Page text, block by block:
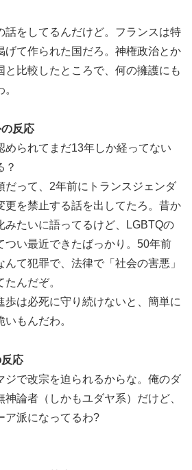
話をしてるんだけど。フランスは特
げて作られた国だろ。神権政治とか
と比較したところで、何の擁護にも
反応
められてまだ13年しか経ってない
？
だって、2年前にトランスジェンダ
更を禁止する話を出してたろ。昔か
みたいに語ってるけど、LGBTQの
つい最近できたばっかり。50年前
んて犯罪で、法律で「社会の害悪」
んだぞ。
歩は必死に守り続けないと、簡単に
いもんだわ。
応
ジで改宗を迫られるからな。俺のダ
神論者（しかもユダヤ系）だけど、
ア派になってるわ?